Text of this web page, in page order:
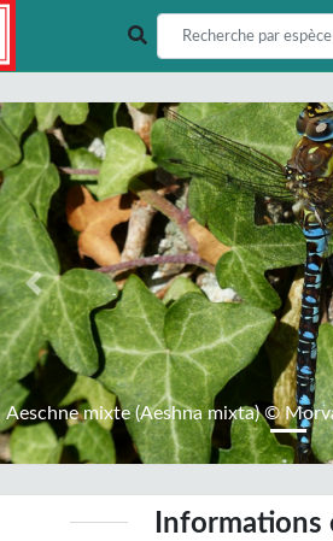
Aeschne mixte (Aeshna mixta) ©
Previous
Informations